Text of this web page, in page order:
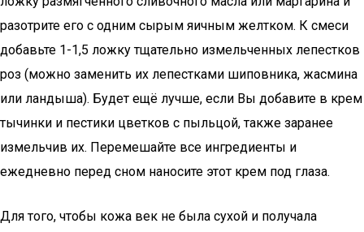
разотрите его с одним сырым яичным желтком. К смеси
добавьте 1-1,5 ложку тщательно измельченных лепестков
роз (можно заменить их лепестками шиповника, жасмина
или ландыша). Будет ещё лучше, если Вы добавите в крем
тычинки и пестики цветков с пыльцой, также заранее
измельчив их. Перемешайте все ингредиенты и
ежедневно перед сном наносите этот крем под глаза.
Для того, чтобы кожа век не была сухой и получала